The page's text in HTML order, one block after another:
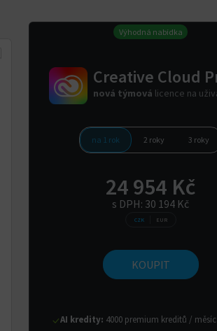
Výhodná nabídka
Creative Cloud
nová týmová licence na
na 1 rok 2 roky 3 roky
24 954 Kč
s DPH: 30 194 Kč
CZK EUR
KOUPIT
AI kredity: 4000 premium kreditů / měsíc